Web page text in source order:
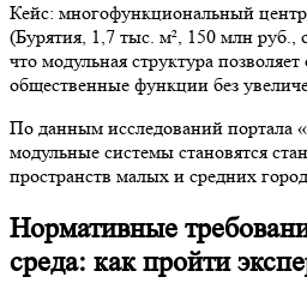
Кейс: многофункциональный
(Бурятия, 1,7 тыс. м², 150 млн руб.,
что модульная структура
общественные функции без
По данным исследований портала
модульные системы становятся
пространств малых и средних
Нормативные
среда: как пройти